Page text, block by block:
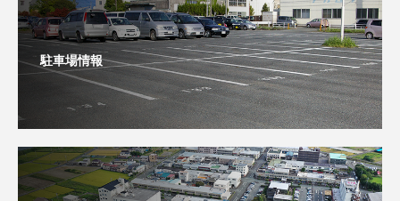
駐車場情報